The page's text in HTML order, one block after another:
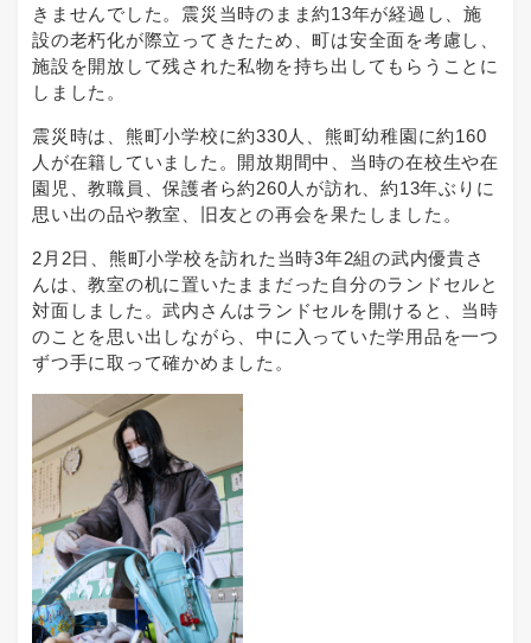
きませんでした。震災当時のまま約13年が経過し、施
設の老朽化が際立ってきたため、町は安全面を考慮し、
施設を開放して残された私物を持ち出してもらうことに
しました。
震災時は、熊町小学校に約330人、熊町幼稚園に約160
人が在籍していました。開放期間中、当時の在校生や在
園児、教職員、保護者ら約260人が訪れ、約13年ぶりに
思い出の品や教室、旧友との再会を果たしました。
2月2日、熊町小学校を訪れた当時3年2組の武内優貴さ
んは、教室の机に置いたままだった自分のランドセルと
対面しました。武内さんはランドセルを開けると、当時
のことを思い出しながら、中に入っていた学用品を一つ
ずつ手に取って確かめました。